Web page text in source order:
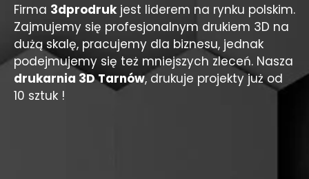
Firma 3dprodruk jest liderem na rynku polskim.
Zajmujemy się profesjonalnym drukiem 3D na
dużą skalę, pracujemy dla biznesu, jednak
podejmujemy się też mniejszych zleceń. Nasza
drukarnia 3D Tarnów, drukuje projekty już od
10 sztuk !